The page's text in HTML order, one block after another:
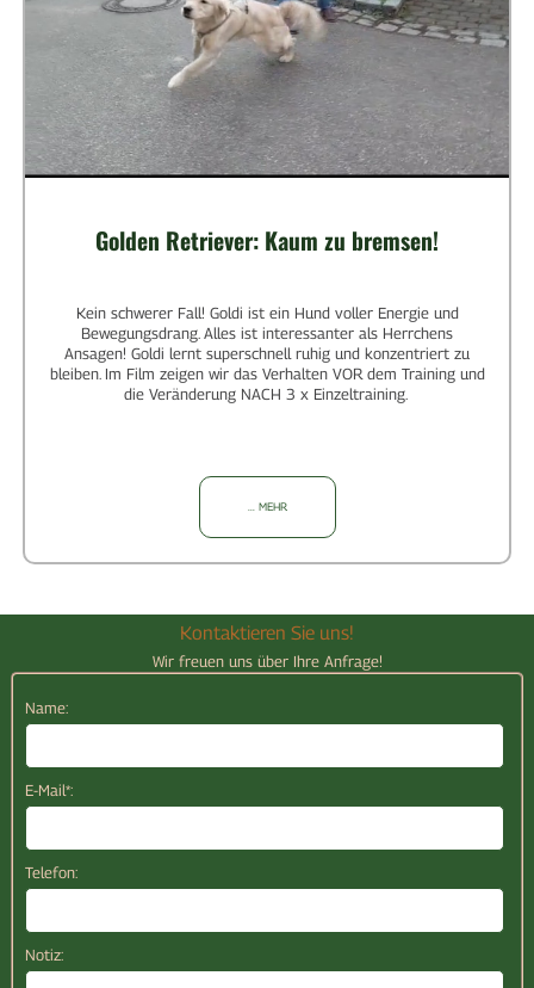
Golden Retriever: Kaum zu bremsen!
Kein schwerer Fall! Goldi ist ein Hund voller Energie und
Bewegungsdrang. Alles ist interessanter als Herrchens
Ansagen! Goldi lernt superschnell ruhig und konzentriert zu
bleiben. Im Film zeigen wir das Verhalten VOR dem Training und
die Veränderung NACH 3 x Einzeltraining.
... MEHR
Kontaktieren Sie uns!
Wir freuen uns über Ihre Anfrage!
Name:
E-Mail*:
Telefon:
Notiz: